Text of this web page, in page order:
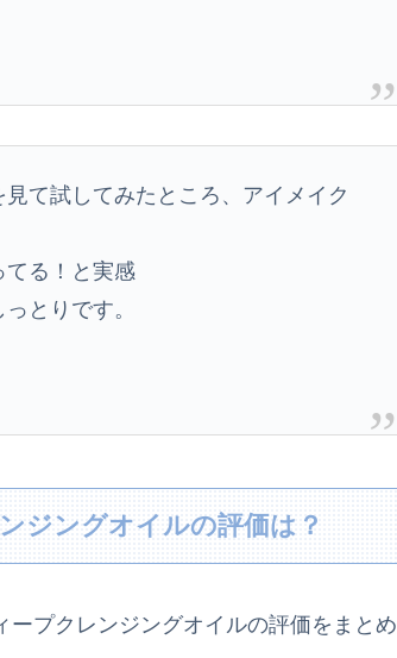
て試してみたところ、アイメイク
てる！と実感
とりです。
ジングオイルの評価は？
プクレンジングオイルの評価をまとめ